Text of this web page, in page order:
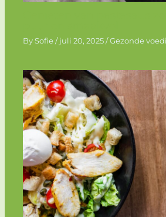
BySofie/ juli 20, 2025/Gezonde